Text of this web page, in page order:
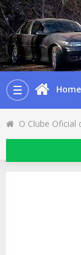
Toggle
navigation
Home
O Clube Oficial